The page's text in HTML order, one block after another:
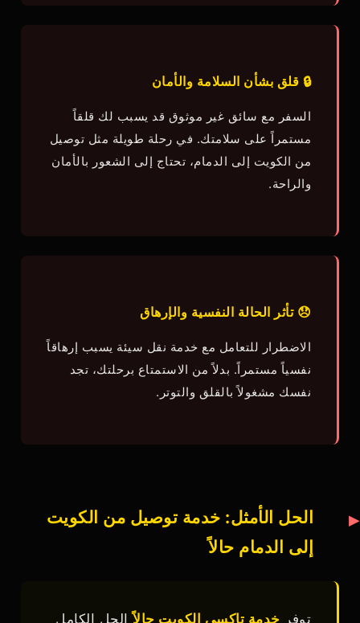
🔒 قلق بشأن السلامة والأمان
السفر مع سائق غير موثوق قد يسبب لك قلقاً
مستمراً على سلامتك. في رحلة طويلة مثل توصيل
من الكويت إلى الدمام، تحتاج إلى الشعور بالأمان
والراحة.
😞 تأثر الحالة النفسية والإرهاق
الاضطرار للتعامل مع خدمة نقل سيئة يسبب إرهاقاً
نفسياً مستمراً. بدلاً من الاستمتاع برحلتك، تجد
نفسك مشغولاً بالقلق والتوتر.
الحل الأمثل: خدمة توصيل من الكويت
إلى الدمام حالاً
توفر خدمة تاكسي الكويت حالاًالحل الكامل